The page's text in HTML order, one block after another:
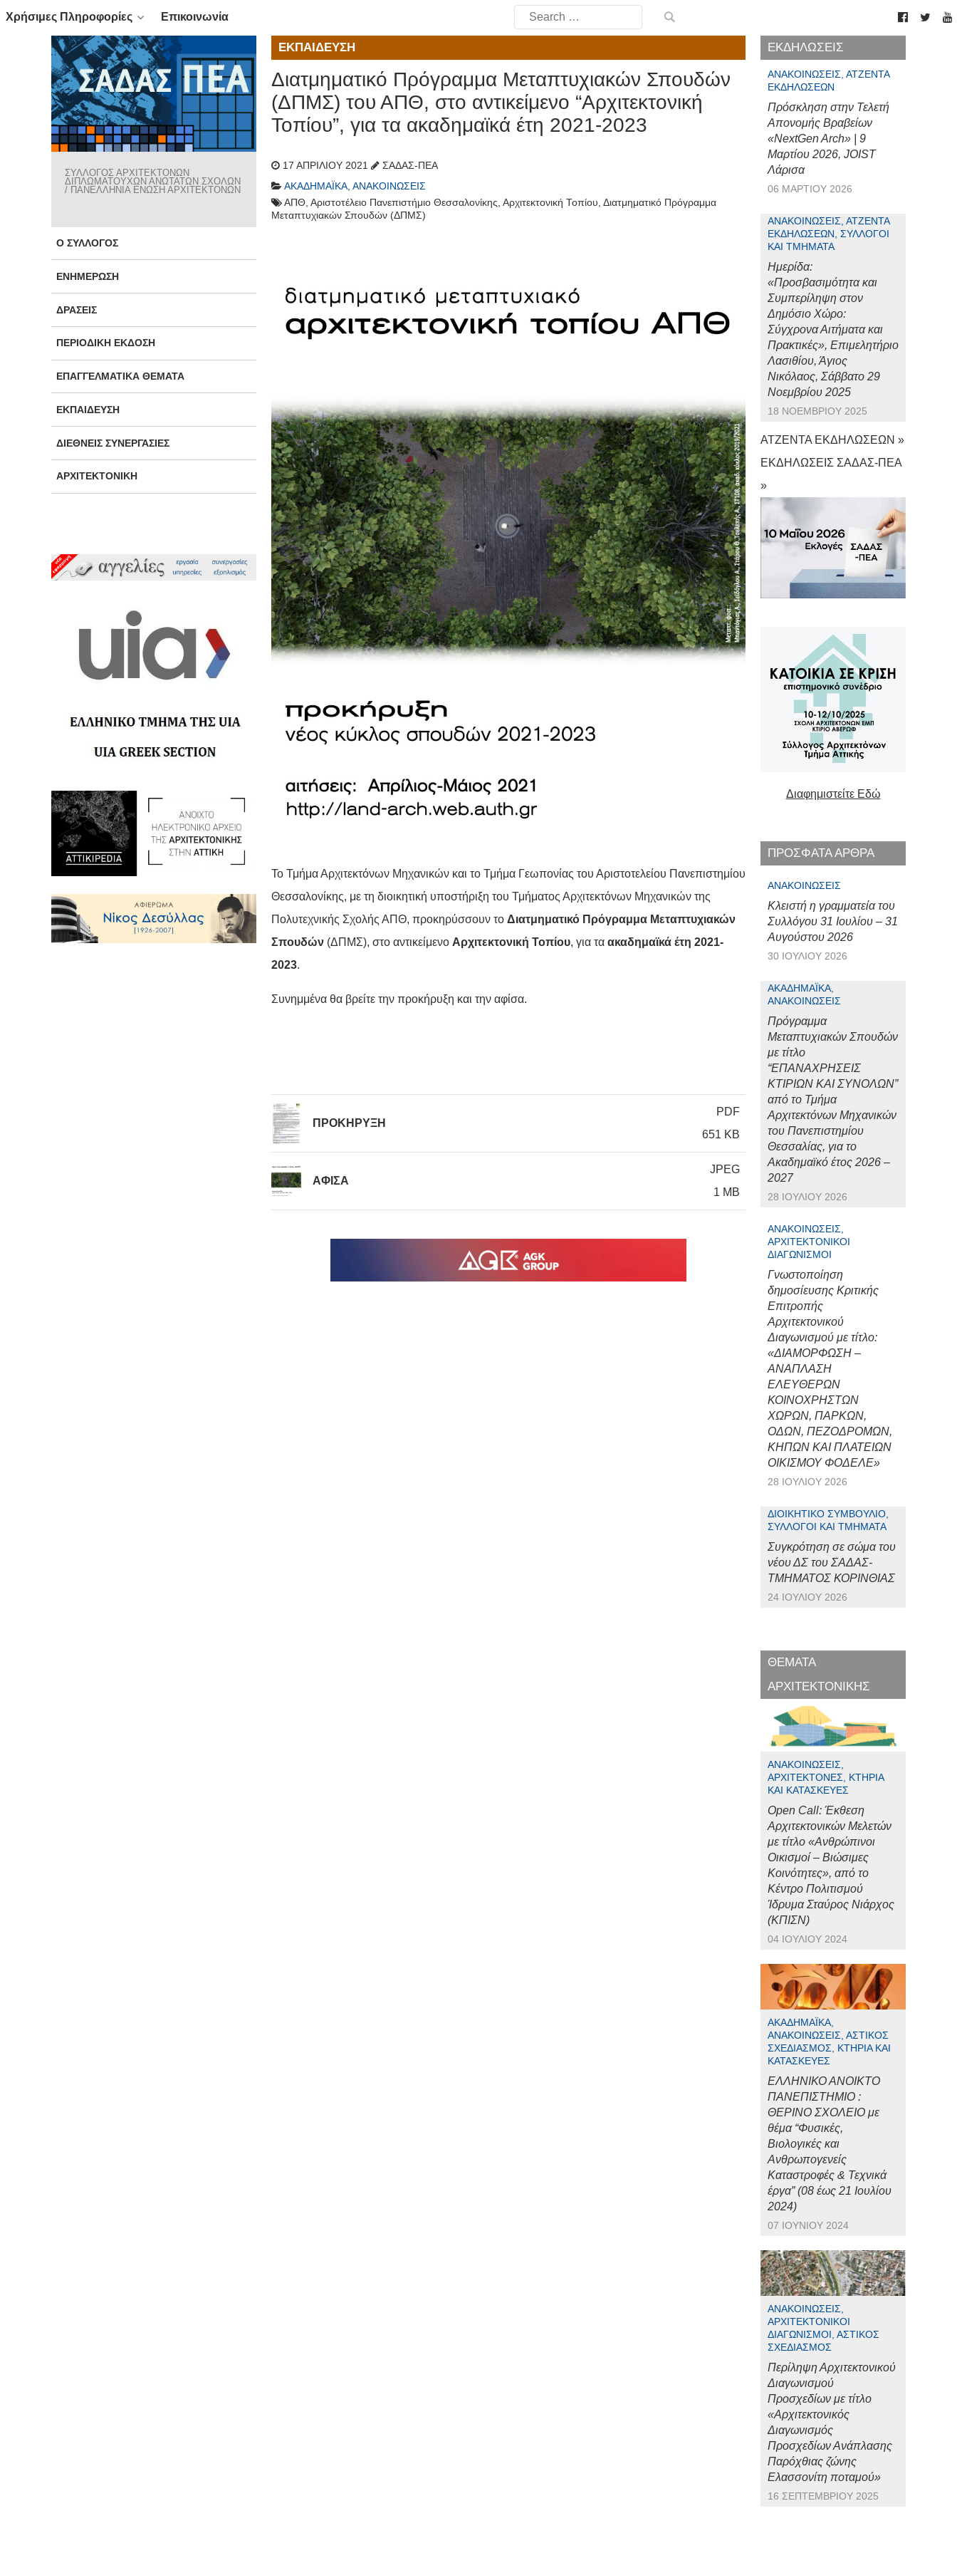
Χρήσιμες Πληροφορίες Επικοινωνία
Search
for:
ΣΥΛΛΟΓΟΣ ΑΡΧΙΤΕΚΤΟΝΩΝ
ΔΙΠΛΩΜΑΤΟΥΧΩΝ ΑΝΩΤΑΤΩΝ ΣΧΟΛΩΝ
/ ΠΑΝΕΛΛΗΝΙΑ ΕΝΩΣΗ ΑΡΧΙΤΕΚΤΟΝΩΝ
Ο ΣΎΛΛΟΓΟΣ
ΕΝΗΜΈΡΩΣΗ
ΔΡΆΣΕΙΣ
ΠΕΡΙΟΔΙΚΉ ΈΚΔΟΣΗ
ΕΠΑΓΓΕΛΜΑΤΙΚΆ ΘΈΜΑΤΑ
ΕΚΠΑΊΔΕΥΣΗ
ΔΙΕΘΝΕΊΣ ΣΥΝΕΡΓΑΣΊΕΣ
ΑΡΧΙΤΕΚΤΟΝΙΚΉ
ΕΚΠΑΊΔΕΥΣΗ
Διατμηματικό Πρόγραμμα Μεταπτυχιακών Σπουδών
(ΔΠΜΣ) του ΑΠΘ, στο αντικείμενο “Αρχιτεκτονική
Τοπίου”, για τα ακαδημαϊκά έτη 2021-2023
17 ΑΠΡΙΛΊΟΥ 2021
ΣΑΔΑΣ-ΠΕΑ
ΑΚΑΔΗΜΑΪΚΆ, ΑΝΑΚΟΙΝΏΣΕΙΣ
ΑΠΘ, Αριστοτέλειο Πανεπιστήμιο Θεσσαλονίκης, Αρχιτεκτονική Τοπίου, Διατμηματικό Πρόγραμμα
Μεταπτυχιακών Σπουδών (ΔΠΜΣ)
Το Τμήμα Αρχιτεκτόνων Μηχανικών και το Τμήμα Γεωπονίας του Αριστοτελείου Πανεπιστημίου
Θεσσαλονίκης, με τη διοικητική υποστήριξη του Τμήματος Αρχιτεκτόνων Μηχανικών της
Πολυτεχνικής Σχολής ΑΠΘ, προκηρύσσουν το Διατμηματικό Πρόγραμμα Μεταπτυχιακών
Σπουδών(ΔΠΜΣ), στο αντικείμενο Αρχιτεκτονική Τοπίου, για ταακαδημαϊκά έτη 2021-
2023.
Συνημμένα θα βρείτε την προκήρυξη και την αφίσα.
ΠΡΟΚΗΡΥΞΗ
PDF
651 KB
ΑΦΙΣΑ
JPEG
1 MB
ΕΚΔΗΛΩΣΕΙΣ
ΑΝΑΚΟΙΝΏΣΕΙΣ, ΑΤΖΈΝΤΑ
ΕΚΔΗΛΏΣΕΩΝ
Πρόσκληση στην Τελετή
Απονομής Βραβείων
«NextGen Arch» | 9
Μαρτίου 2026, JOIST
Λάρισα
06 ΜΑΡΤΊΟΥ 2026
ΑΝΑΚΟΙΝΏΣΕΙΣ, ΑΤΖΈΝΤΑ
ΕΚΔΗΛΏΣΕΩΝ, ΣΎΛΛΟΓΟΙ
ΚΑΙ ΤΜΉΜΑΤΑ
Ημερίδα:
«Προσβασιμότητα και
Συμπερίληψη στον
Δημόσιο Χώρο:
Σύγχρονα Αιτήματα και
Πρακτικές», Επιμελητήριο
Λασιθίου, Άγιος
Νικόλαος, Σάββατο 29
Νοεμβρίου 2025
18 ΝΟΕΜΒΡΊΟΥ 2025
ΑΤΖΕΝΤΑ ΕΚΔΗΛΩΣΕΩΝ »
ΕΚΔΗΛΩΣΕΙΣ ΣΑΔΑΣ-ΠΕΑ
»
Διαφημιστείτε Εδώ
ΠΡΟΣΦΑΤΑ ΑΡΘΡΑ
ΑΝΑΚΟΙΝΏΣΕΙΣ
Κλειστή η γραμματεία του
Συλλόγου 31 Ιουλίου – 31
Αυγούστου 2026
30 ΙΟΥΛΊΟΥ 2026
ΑΚΑΔΗΜΑΪΚΆ,
ΑΝΑΚΟΙΝΏΣΕΙΣ
Πρόγραμμα
Μεταπτυχιακών Σπουδών
με τίτλο
“ΕΠΑΝΑΧΡΗΣΕΙΣ
ΚΤΙΡΙΩΝ ΚΑΙ ΣΥΝΟΛΩΝ”
από το Τμήμα
Αρχιτεκτόνων Μηχανικών
του Πανεπιστημίου
Θεσσαλίας, για το
Ακαδημαϊκό έτος 2026 –
2027
28 ΙΟΥΛΊΟΥ 2026
ΑΝΑΚΟΙΝΏΣΕΙΣ,
ΑΡΧΙΤΕΚΤΟΝΙΚΟΊ
ΔΙΑΓΩΝΙΣΜΟΊ
Γνωστοποίηση
δημοσίευσης Κριτικής
Επιτροπής
Αρχιτεκτονικού
Διαγωνισμού με τίτλο:
«ΔΙΑΜΟΡΦΩΣΗ –
ΑΝΑΠΛΑΣΗ
ΕΛΕΥΘΕΡΩΝ
ΚΟΙΝΟΧΡΗΣΤΩΝ
ΧΩΡΩΝ, ΠΑΡΚΩΝ,
ΟΔΩΝ, ΠΕΖΟΔΡΟΜΩΝ,
ΚΗΠΩΝ ΚΑΙ ΠΛΑΤΕΙΩΝ
ΟΙΚΙΣΜΟΥ ΦΟΔΕΛΕ»
28 ΙΟΥΛΊΟΥ 2026
ΔΙΟΙΚΗΤΙΚΌ ΣΥΜΒΟΎΛΙΟ,
ΣΎΛΛΟΓΟΙ ΚΑΙ ΤΜΉΜΑΤΑ
Συγκρότηση σε σώμα του
νέου ΔΣ του ΣΑΔΑΣ-
ΤΜΗΜΑΤΟΣ ΚΟΡΙΝΘΙΑΣ
24 ΙΟΥΛΊΟΥ 2026
ΘΕΜΑΤΑ
ΑΡΧΙΤΕΚΤΟΝΙΚΗΣ
ΑΝΑΚΟΙΝΏΣΕΙΣ,
ΑΡΧΙΤΈΚΤΟΝΕΣ, ΚΤΉΡΙΑ
ΚΑΙ ΚΑΤΑΣΚΕΥΈΣ
Open Call: Έκθεση
Αρχιτεκτονικών Μελετών
με τίτλο «Ανθρώπινοι
Οικισμοί – Βιώσιμες
Κοινότητες», από το
Κέντρο Πολιτισμού
Ίδρυμα Σταύρος Νιάρχος
(ΚΠΙΣΝ)
04 ΙΟΥΛΊΟΥ 2024
ΑΚΑΔΗΜΑΪΚΆ,
ΑΝΑΚΟΙΝΏΣΕΙΣ, ΑΣΤΙΚΌΣ
ΣΧΕΔΙΑΣΜΌΣ, ΚΤΉΡΙΑ ΚΑΙ
ΚΑΤΑΣΚΕΥΈΣ
ΕΛΛΗΝΙΚΟ ΑΝΟΙΚΤΟ
ΠΑΝΕΠΙΣΤΗΜΙΟ :
ΘΕΡΙΝΟ ΣΧΟΛΕΙΟ με
θέμα “Φυσικές,
Βιολογικές και
Ανθρωπογενείς
Καταστροφές & Τεχνικά
έργα” (08 έως 21 Ιουλίου
2024)
07 ΙΟΥΝΊΟΥ 2024
ΑΝΑΚΟΙΝΏΣΕΙΣ,
ΑΡΧΙΤΕΚΤΟΝΙΚΟΊ
ΔΙΑΓΩΝΙΣΜΟΊ, ΑΣΤΙΚΌΣ
ΣΧΕΔΙΑΣΜΌΣ
Περίληψη Αρχιτεκτονικού
Διαγωνισμού
Προσχεδίων με τίτλο
«Αρχιτεκτονικός
Διαγωνισμός
Προσχεδίων Ανάπλασης
Παρόχθιας ζώνης
Ελασσονίτη ποταμού»
16 ΣΕΠΤΕΜΒΡΊΟΥ 2025